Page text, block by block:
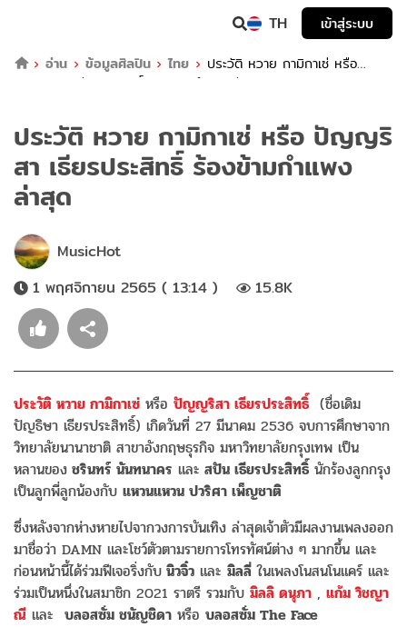
TH
เข้าสู่ระบบ
อ่าน
ข้อมูลศิลปิน ไทย
ประวัติ หวาย กามิกาเซ่ หรือ
ปัญญริสา เธียรประสิทธิ์ ร้องข้ามกำแพงล่าสุด
ประวัติ หวาย กามิกาเซ่ หรือ ปัญญริ
สา เธียรประสิทธิ์ ร้องข้ามกำแพง
ล่าสุด
MusicHot
1 พฤศจิกายน 2565 ( 13:14 )
15.8K
ประวัติ หวาย กามิกาเซ่ หรือ ปัญญริสา เธียรประสิทธิ์ (ชื่อเดิม
ปัญธิษา เธียรประสิทธิ์) เกิดวันที่ 27 มีนาคม 2536 จบการศึกษาจาก
วิทยาลัยนานาชาติ สาขาอังกฤษธุรกิจ มหาวิทยาลัยกรุงเทพ เป็น
หลานของ ชรินทร์ นันทนาคร และ สปัน เธียรประสิทธิ์ นักร้องลูกกรุง
เป็นลูกพี่ลูกน้องกับ แหวนแหวน ปวริศา เพ็ญชาติ
ซึ่งหลังจากห่างหายไปจากวงการบันเทิง ล่าสุดเจ้าตัวมีผลงานเพลงออก
มาชื่อว่า DAMN และโชว์ตัวตามรายการโทรทัศน์ต่าง ๆ มากขึ้น และ
ก่อนหน้านี้ได้ร่วมฟีเจอริ่งกับ นิวจิ๋ว และ มิลลี่ ในเพลงโนสนโนแคร์ และ
ร่วมเป็นหนึ่งในสมาชิก 2021 ราตรี รวมกับ มิลลิ ดนุภา , แก้ม วิชญา
ณี และ บลอสซั่ม ชนัญชิดา หรือ บลอสซั่ม The Face